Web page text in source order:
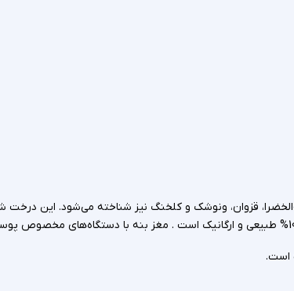
قزوان، ونوشک و کلخنگ نیز شناخته می‌شود. این درخت
% طبیعی و ارگانیک است . مغز بنه با دستگاه‌های مخصوص
است.